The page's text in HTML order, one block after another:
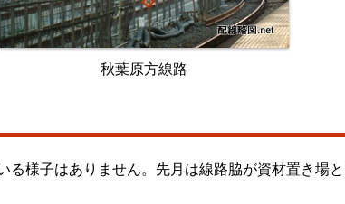
秋葉原方線路
る様子はありません。先月は線路脇が資材置き場